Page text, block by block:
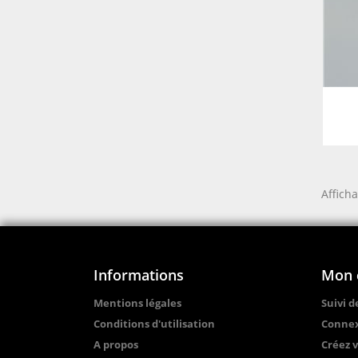
Informations
Mentions légales
Conditions d'utilisation
A propos
Mon
Suivi
Créez